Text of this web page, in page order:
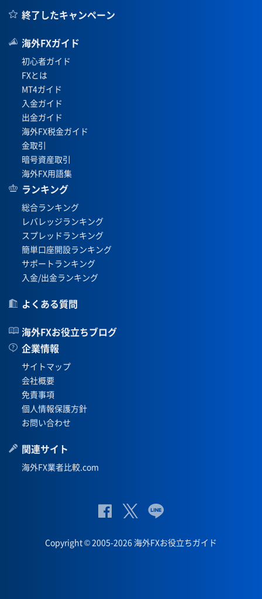
終了したキャンペーン
海外FXガイド
初心者ガイド
FXとは
MT4ガイド
入金ガイド
出金ガイド
海外FX税金ガイド
金取引
暗号資産取引
海外FX用語集
ランキング
総合ランキング
レバレッジランキング
スプレッドランキング
簡単口座開設ランキング
サポートランキング
入金/出金ランキング
よくある質問
海外FXお役立ちブログ
企業情報
サイトマップ
会社概要
免責事項
個人情報保護方針
お問い合わせ
関連サイト
海外FX業者比較.com
式
Fac
Twit
ter
式
Lin
Copyright © 2005-2026 海外FXお役立ちガイド